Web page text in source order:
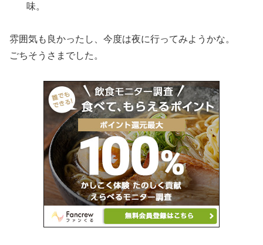
味。
雰囲気も良かったし、今度は夜に行ってみようかな。
ごちそうさまでした。